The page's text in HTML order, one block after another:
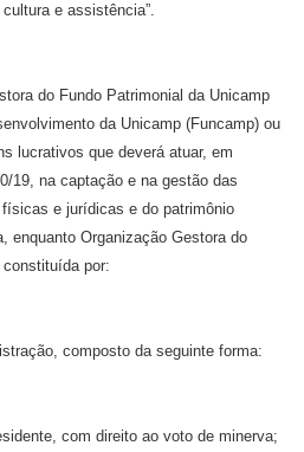
e assistência”.
do Fundo Patrimonial da Unicamp
da Unicamp (Funcamp) ou
lucrativos que deverá atuar, em
19, na captação e na gestão das
e jurídicas e do patrimônio
enquanto Organização Gestora do
constituída por:
composto da seguinte forma:
com direito ao voto de minerva;